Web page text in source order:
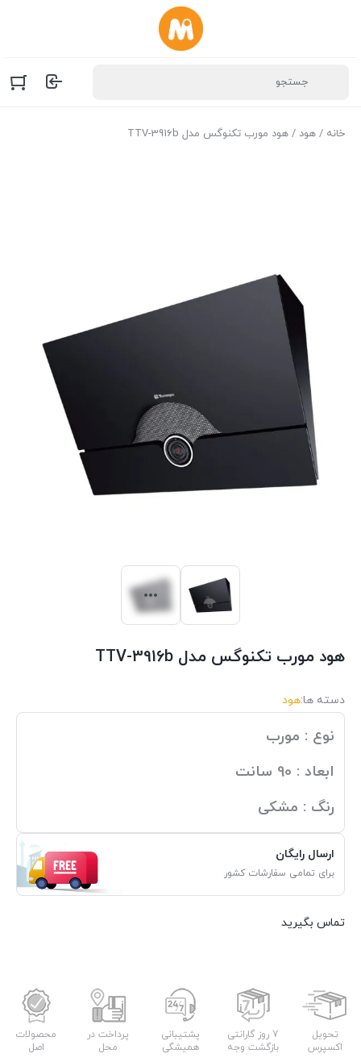
خانه / هود / هود مورب تکنوگس مدل TTV-3916b
هود مورب تکنوگس مدل TTV-3916b
دسته ها:هود
نوع : مورب
ابعاد : 90 سانت
رنگ : مشکی
ارسال رایگان
برای تمامی سفارشات کشور
تماس بگیرید
تحویل
اکسپرس
7 روز گارانتی
بازگشت وجه
پشتیبانی
همیشگی
پرداخت در
محل
محصولات
اصل